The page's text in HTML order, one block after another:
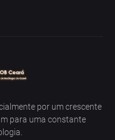
por um crescente
para uma constante